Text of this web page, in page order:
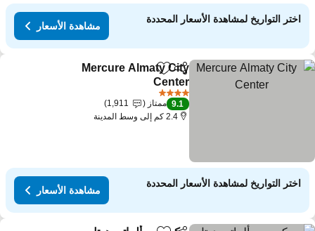
اختر التواريخ لمشاهدة الأسعار المحددة
مشاهدة الأسعار
مشاركةAdd to favorites
Mercure Almaty City
Center
9.1 ممتاز
1,911
2.4 كم إلى وسط المدينة
اختر التواريخ لمشاهدة الأسعار المحددة
مشاهدة الأسعار